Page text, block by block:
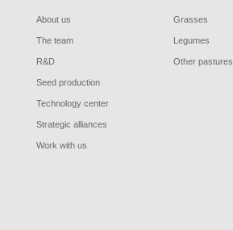
About us
The team
R&D
Seed production
Technology center
Strategic alliances
Work with us
Grasses
Legumes
Other pastures